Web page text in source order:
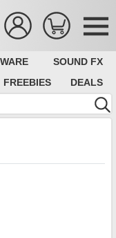
SOUND FX
FREEBIES DEALS